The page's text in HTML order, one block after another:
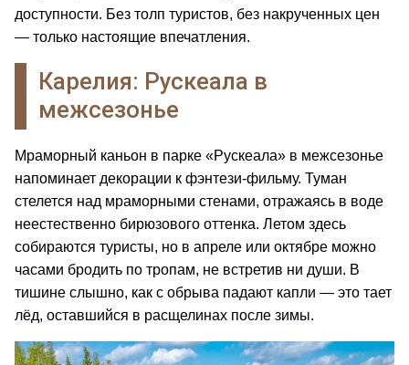
доступности. Без толп туристов, без накрученных цен
— только настоящие впечатления.
Карелия: Рускеала в
межсезонье
Мраморный каньон в парке «Рускеала» в межсезонье
напоминает декорации к фэнтези-фильму. Туман
стелется над мраморными стенами, отражаясь в воде
неестественно бирюзового оттенка. Летом здесь
собираются туристы, но в апреле или октябре можно
часами бродить по тропам, не встретив ни души. В
тишине слышно, как с обрыва падают капли — это тает
лёд, оставшийся в расщелинах после зимы.